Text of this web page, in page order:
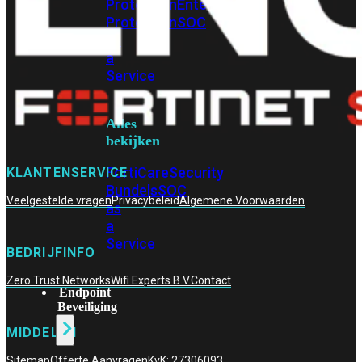
ProtectionEnterprise
ProtectionSOC
a
Service
Alles
bekijken
FortiCareSecurity
BundelsSOC
as
a
Service
Endpoint
Beveiliging
KLANTENSERVICE
Veelgestelde vragenPrivacybeleidAlgemene Voorwaarden
BEDRIJFINFO
Zero Trust NetworksWifi Experts B.V.Contact
MIDDELEN